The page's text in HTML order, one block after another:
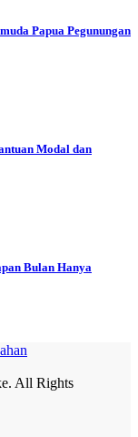
Papua Pegunungan
Modal dan
Bulan Hanya
All Rights